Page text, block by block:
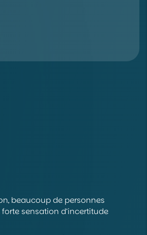
beaucoup de personnes
sensation d’incertitude